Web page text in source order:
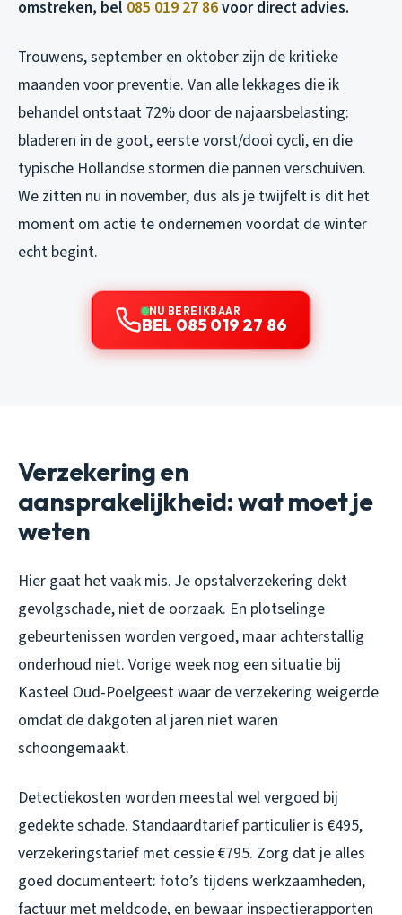
omstreken, bel 085 019 27 86voor direct advies.
Trouwens, september en oktober zijn de kritieke
maanden voor preventie. Van alle lekkages die ik
behandel ontstaat 72% door de najaarsbelasting:
bladeren in de goot, eerste vorst/dooi cycli, en die
typische Hollandse stormen die pannen verschuiven.
We zitten nu in november, dus als je twijfelt is dit het
moment om actie te ondernemen voordat de winter
echt begint.
NU BEREIKBAAR
BEL 085 019 27 86
Verzekering en
aansprakelijkheid: wat moet je
weten
Hier gaat het vaak mis. Je opstalverzekering dekt
gevolgschade, niet de oorzaak. En plotselinge
gebeurtenissen worden vergoed, maar achterstallig
onderhoud niet. Vorige week nog een situatie bij
Kasteel Oud-Poelgeest waar de verzekering weigerde
omdat de dakgoten al jaren niet waren
schoongemaakt.
Detectiekosten worden meestal wel vergoed bij
gedekte schade. Standaardtarief particulier is €495,
verzekeringstarief met cessie €795. Zorg dat je alles
goed documenteert: foto’s tijdens werkzaamheden,
factuur met meldcode, en bewaar inspectierapporten